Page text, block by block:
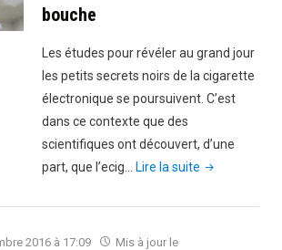
bouche
Les études pour révéler au grand jour
les petits secrets noirs de la cigarette
électronique se poursuivent. C’est
dans ce contexte que des
scientifiques ont découvert, d’une
part, que l’ecig…
Lire la suite "Cigarette
:
2016 à 17:09
Mis à jour le